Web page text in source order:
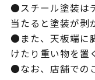
●スチール塗装は
当たると塗装が剥
●また、天板端に
けたり重い物を置
●なお、店舗での